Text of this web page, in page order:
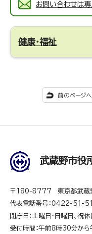
お問い合わせは専
健康・福祉
前のページ
武蔵野市役
〒180-8777 東京都武蔵
代表電話番号：0422-51-
閉庁日：土曜日・日曜日、祝
受付時間：午前8時30分か